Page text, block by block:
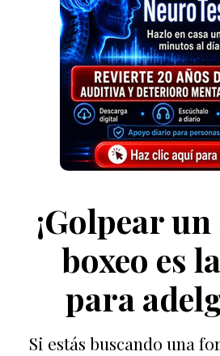
¡Golpear un
boxeo es
para
Si estás buscando una